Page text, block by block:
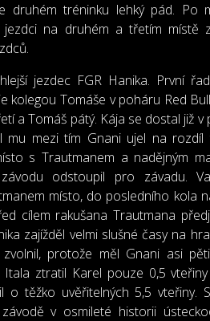
druhém tréninku lehký pád. Po
jezdci na druhém a třetím místě
jezdec FGR Hanika. První
kolegou Tomáše v poháru Red
a Tomáš pátý. Kája se dostal již v
mu mezi tím Gnani ujel na rozdíl
s Trautmanem a nadějným
odstoupil pro závadu.
místo, do posledního kola
cílem rakušana Trautmana
zajížděl velmi slušné časy na
protože měl Gnani asi
Itala ztratil Karel pouze 0,5
o těžko uvěřitelných 5,5 vteřiny.
v osmileté historii